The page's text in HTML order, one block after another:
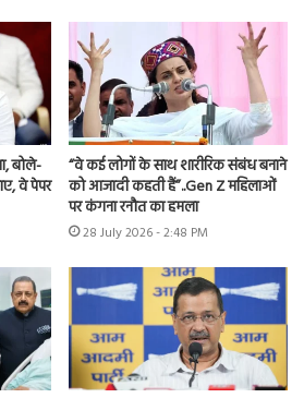
बोले-
वे पेपर
“वे कई लोगों के साथ शारीरिक संबंध बनाने
को आजादी कहती हैं”..Gen Z महिलाओं
पर कंगना रनौत का हमला
28 July 2026 - 2:48 PM